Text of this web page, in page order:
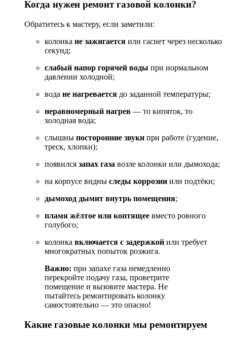
Когда нужен ремонтгазовой колонки?
Обратитесь к мастеру, если заметили:
колонка не зажигается или гаснет через несколько
секунд;
слабый напор горячей воды при нормальном
давлении холодной;
вода не нагревается до заданной температуры;
неравномерный нагрев — то кипяток, то
холодная вода;
слышны посторонние звуки при работе (гудение,
треск, хлопки);
появился запах газа возле колонки или дымохода;
на корпусе видны следы коррозии или подтёки;
дымоход дымит внутрь помещения;
пламя жёлтое или коптящее вместо ровного
голубого;
колонка включается с задержкой или требует
многократных попыток розжига.
Важно: при запахе газа немедленно
перекройте подачу газа, проветрите
помещение и вызовите мастера. Не
пытайтесь ремонтировать колонку
самостоятельно — это опасно!
Какие газовые колонки мы ремонтируем